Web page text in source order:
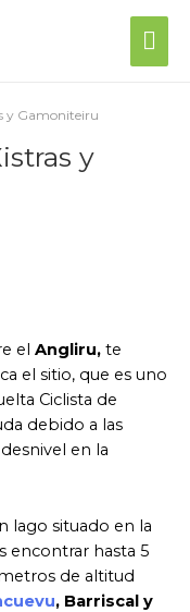
y Gamoniteiru
y
el Angliru, te
el sitio, que es uno
Ciclista de
debido a las
en la
lago situado en la
encontrar hasta 5
de altitud
, Barriscal y